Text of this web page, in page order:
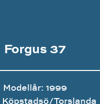
Forgus 37
Modellår: 1999
Torslanda